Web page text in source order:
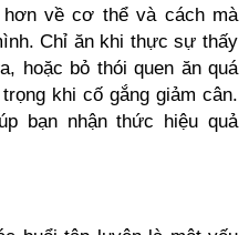
hơn về cơ thể và cách mà
Chỉ ăn khi thực sự thấy
hoặc bỏ thói quen ăn quá
khi cố gắng giảm cân.
bạn nhận thức hiệu quả